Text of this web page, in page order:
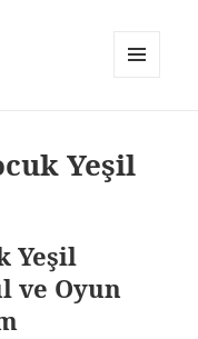
Yeşil
Yeşil
ve Oyun